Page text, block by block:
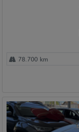
78.700 km